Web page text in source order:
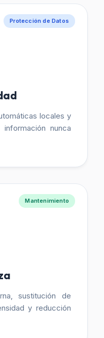
Protección de Datos
locales y
nunca
Mantenimiento
sustitución de
y reducción